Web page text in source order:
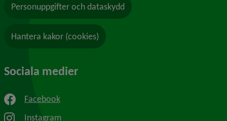
Personuppgifter och dataskydd
Hantera kakor (cookies)
Sociala medier
Facebook
Instagram